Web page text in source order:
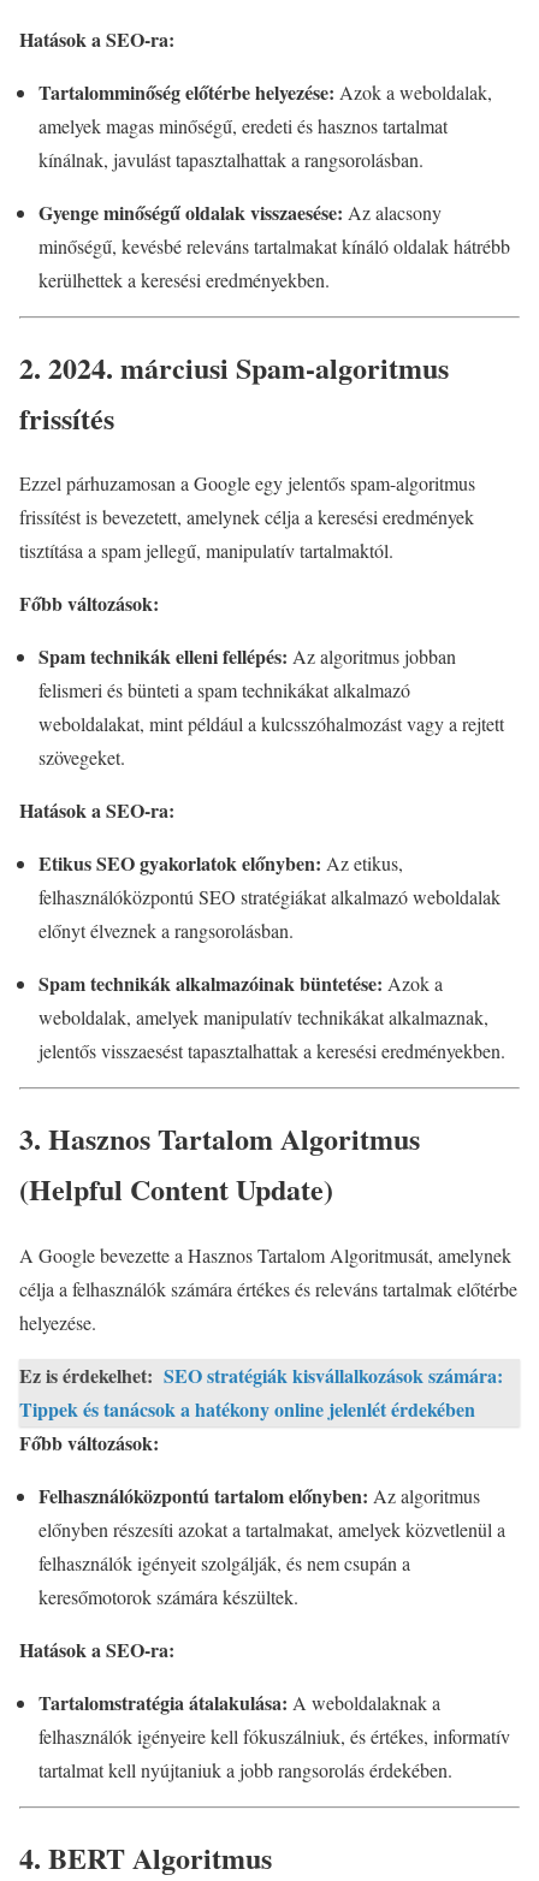
Hatások a SEO-ra:
Tartalomminőség előtérbe helyezése: Azok a weboldalak,
amelyek magas minőségű, eredeti és hasznos tartalmat
kínálnak, javulást tapasztalhattak a rangsorolásban.
Gyenge minőségű oldalak visszaesése: Az alacsony
minőségű, kevésbé releváns tartalmakat kínáló oldalak hátrébb
kerülhettek a keresési eredményekben.
2. 2024. márciusi Spam-algoritmus
frissítés
Ezzel párhuzamosan a Google egy jelentős spam-algoritmus
frissítést is bevezetett, amelynek célja a keresési eredmények
tisztítása a spam jellegű, manipulatív tartalmaktól.
Főbb változások:
Spam technikák elleni fellépés: Az algoritmus jobban
felismeri és bünteti a spam technikákat alkalmazó
weboldalakat, mint például a kulcsszóhalmozást vagy a rejtett
szövegeket.
Hatások a SEO-ra:
Etikus SEO gyakorlatok előnyben: Az etikus,
felhasználóközpontú SEO stratégiákat alkalmazó weboldalak
előnyt élveznek a rangsorolásban.
Spam technikák alkalmazóinak büntetése: Azok a
weboldalak, amelyek manipulatív technikákat alkalmaznak,
jelentős visszaesést tapasztalhattak a keresési eredményekben.
3. Hasznos Tartalom Algoritmus
(Helpful Content Update)
A Google bevezette a Hasznos Tartalom Algoritmusát, amelynek
célja a felhasználók számára értékes és releváns tartalmak előtérbe
helyezése.
Ez is érdekelhet: SEO stratégiák kisvállalkozások számára:
Tippek és tanácsok a hatékony online jelenlét érdekében
Főbb változások:
Felhasználóközpontú tartalom előnyben: Az algoritmus
előnyben részesíti azokat a tartalmakat, amelyek közvetlenül a
felhasználók igényeit szolgálják, és nem csupán a
keresőmotorok számára készültek.
Hatások a SEO-ra:
Tartalomstratégia átalakulása: A weboldalaknak a
felhasználók igényeire kell fókuszálniuk, és értékes, informatív
tartalmat kell nyújtaniuk a jobb rangsorolás érdekében.
4. BERT Algoritmus